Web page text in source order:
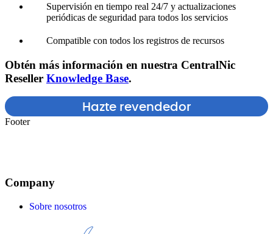
Supervisión en tiempo real 24/7 y actualizaciones
periódicas de seguridad para todos los servicios
Compatible con todos los registros de recursos
Obtén más información en nuestra CentralNic
Reseller Knowledge Base.
Hazte revendedor
Footer
Company
Sobre nosotros